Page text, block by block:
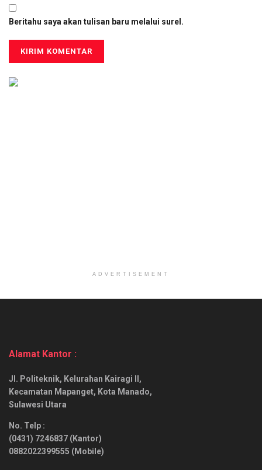
Beritahu saya akan tulisan baru melalui surel.
ADVERTISEMENT
Alamat Kantor :
Jl. Politeknik, Kelurahan Kairagi II,
Kecamatan Mapanget, Kota Manado,
Sulawesi Utara
No. Telp :
(0431) 7246837 (Kantor)
0882022399555 (Mobile)